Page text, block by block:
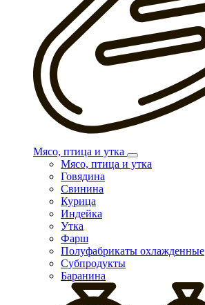
Мясо, птица и утка
Мясо, птица и утка
Говядина
Свинина
Курица
Индейка
Утка
Фарш
Полуфабрикаты охлажденные
Субпродукты
Баранина